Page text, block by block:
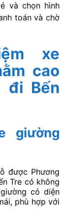
và chọn hình
toán và chờ
xe
cao
đi Bến
giường
được Phương
Tre có không
có diện
phù hợp với